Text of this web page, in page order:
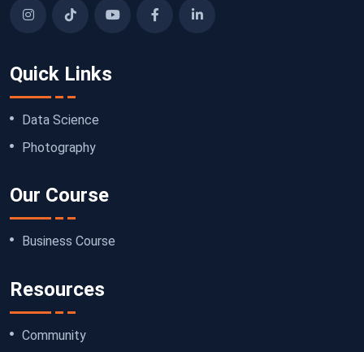
Quick Links
Data Science
Photography
Our Course
Business Course
Resources
Community